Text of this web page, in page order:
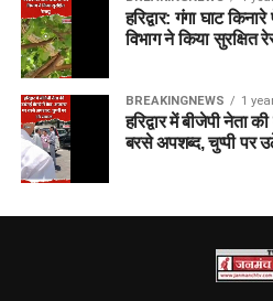
हरिद्वार: गंगा घाट
विभाग ने किया सुरक्षित
BREAKINGNEWS 1
हरिद्वार में बीजेपी
बरसे अपशब्द, चुप्पी पर